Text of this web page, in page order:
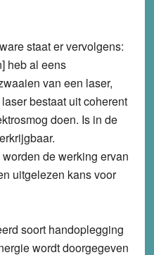
staat er vervolgens:
heb al eens
van een laser,
laser bestaat uit coherent
doen. Is in de
de werking ervan
uitgelezen kans voor
soort handoplegging
wordt doorgegeven